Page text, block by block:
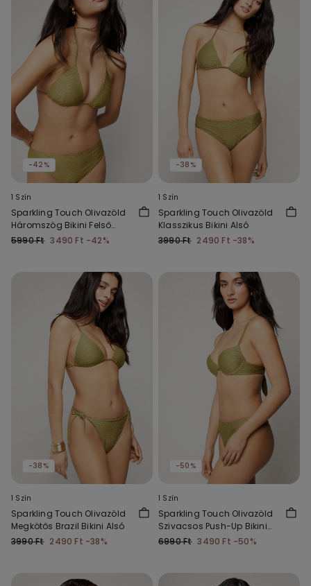
-42%
1 Szín
Sparkling Touch Olivazöld
Háromszög Bikini Felső
Vékony Szivacsos Kosárral
5990 Ft 3490 Ft -42%
-38%
1 Szín
Sparkling Touch Olivazöld
Klasszikus Bikini Alsó
3990 Ft 2490 Ft -38%
-38%
1 Szín
Sparkling Touch Olivazöld
Megkötős Brazil Bikini Alsó
3990 Ft 2490 Ft -38%
-50%
1 Szín
Sparkling Touch Olivazöld
Szivacsos Push-Up Bikini
Felső
6990 Ft 3490 Ft -50%